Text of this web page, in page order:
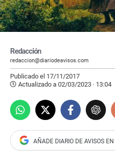
Redacción
redaccion@diariodeavisos.com
Publicado el 17/11/2017
Actualizado a 02/03/2023 · 13:04